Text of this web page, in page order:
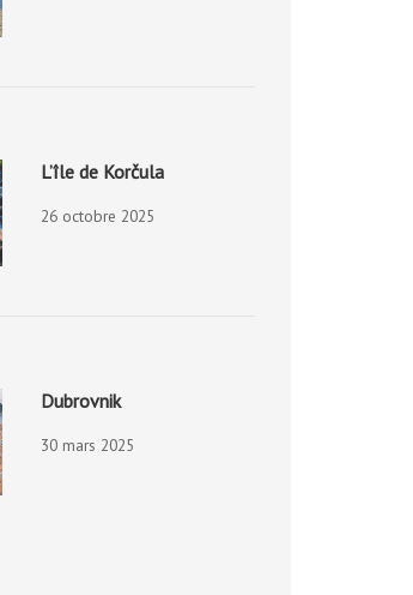
L’île de Korčula
26 octobre 2025
Dubrovnik
30 mars 2025